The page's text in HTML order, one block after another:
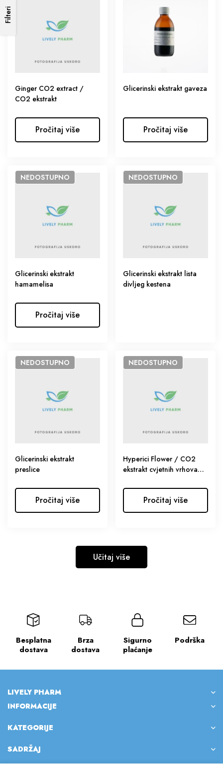
Filteri
Ginger CO2 extract /
CO2 ekstrakt
Pročitaj više
Glicerinski ekstrakt gaveza
Pročitaj više
NEDOSTUPNO
Glicerinski ekstrakt
hamamelisa
Pročitaj više
NEDOSTUPNO
Glicerinski ekstrakt lista
divljeg kestena
NEDOSTUPNO
Glicerinski ekstrakt
preslice
Pročitaj više
NEDOSTUPNO
Hyperici Flower / CO2
ekstrakt cvjetnih vrhova
hipericina
Pročitaj više
Učitaj više
Besplatna
dostava
Brza
dostava
Sigurno
plaćanje
Podrška
LIVELY PHARM
INFORMACIJE
KATEGORIJE
SADRŽAJ